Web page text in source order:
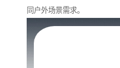
同户外场景需求。